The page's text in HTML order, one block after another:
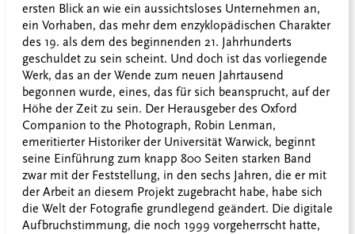
ersten Blick an wie ein aussichtsloses Unternehmen an,
ein Vorhaben, das mehr dem enzyklopädischen Charakter
des 19. als dem des beginnenden 21. Jahrhunderts
geschuldet zu sein scheint. Und doch ist das vorliegende
Werk, das an der Wende zum neuen Jahrtausend
begonnen wurde, eines, das für sich beansprucht, auf der
Höhe der Zeit zu sein. Der Herausgeber des Oxford
Companion to the Photograph, Robin Lenman,
emeritierter Historiker der Universität Warwick, beginnt
seine Einführung zum knapp 800 Seiten starken Band
zwar mit der Feststellung, in den sechs Jahren, die er mit
der Arbeit an diesem Projekt zugebracht habe, habe sich
die Welt der Fotografie grundlegend geändert. Die digitale
Aufbruchstimmung, die noch 1999 vorgeherrscht hatte,